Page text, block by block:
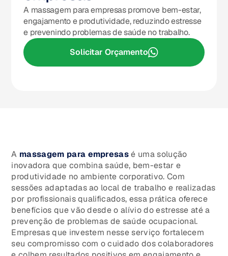
A massagem para empresas promove bem-estar,
engajamento e produtividade, reduzindo estresse
e prevenindo problemas de saúde no trabalho.
Solicitar Orçamento
A massagem para empresasé uma solução
inovadora que combina saúde, bem-estar e
produtividade no ambiente corporativo. Com
sessões adaptadas ao local de trabalho e realizadas
por profissionais qualificados, essa prática oferece
benefícios que vão desde o alívio do estresse até a
prevenção de problemas de saúde ocupacional.
Empresas que investem nesse serviço fortalecem
seu compromisso com o cuidado dos colaboradores